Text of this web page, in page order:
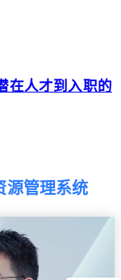
在人才到入职的
源管理系统